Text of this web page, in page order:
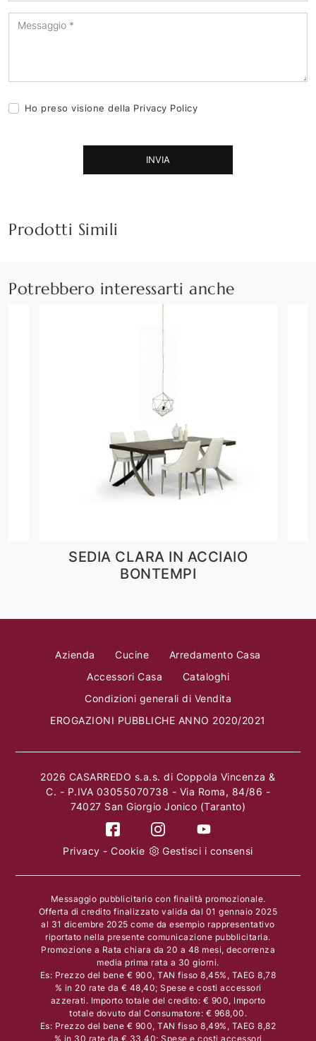
Ho preso visione della Privacy Policy
INVIA
Prodotti Simili
Potrebbero interessarti anche
SEDIA CLARA IN ACCIAIO
BONTEMPI
Azienda Cucine
Arredamento Casa
Accessori Casa
Cataloghi
Condizioni generali di Vendita
EROGAZIONI PUBBLICHE ANNO 2020/2021
2026 CASARREDO s.a.s. di Coppola Vincenza &
C. - P.IVA 03055070738 - Via Roma, 84/86 -
74027 San Giorgio Jonico (Taranto)
Privacy -Cookie Gestisci i consensi
Messaggio pubblicitario con finalità promozionale.
Offerta di credito finalizzato valida dal 01 gennaio 2025
al 31 dicembre 2025 come da esempio rappresentativo
riportato nella presente comunicazione pubblicitaria.
Promozione a Rata chiara da 20 a 48 mesi, decorrenza
media prima rata a 30 giorni.
Es: Prezzo del bene € 900, TAN fisso 8,45%, TAEG 8,78
% in 20 rate da € 48,40; Spese e costi accessori
azzerati. Importo totale del credito: € 900, Importo
totale dovuto dal Consumatore: € 968,00.
Es: Prezzo del bene € 900, TAN fisso 8,49%, TAEG 8,82
% in 30 rate da € 33,40; Spese e costi accessori